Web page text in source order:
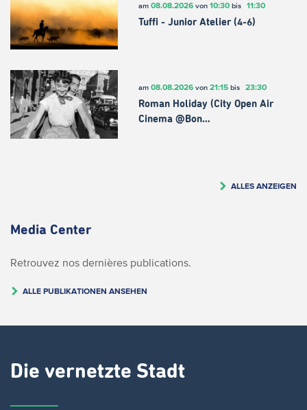
am 08.08.2026von 10:30bis 11:30
Tuffi - Junior Atelier (4-6)
am 08.08.2026von 21:15bis 23:30
Roman Holiday (City Open Air
Cinema @Bon…
ALLES ANZEIGEN
Media Center
Retrouvez nos dernières publications.
ALLE PUBLIKATIONEN ANSEHEN
Die vernetzte Stadt